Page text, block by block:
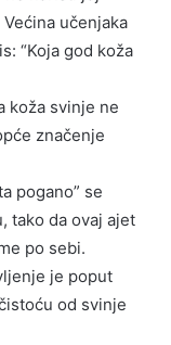
učenjaka
“Koja god koža
koža svinje ne
značenje
pogano” se
tako da ovaj ajet
po sebi.
je poput
od svinje